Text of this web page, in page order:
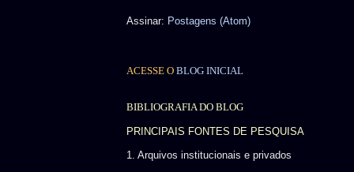
Assinar: Postagens (Atom)
ACESSE O BLOG INICIAL
BIBLIOGRAFIA DO BLOG
PRINCIPAIS FONTES DE PESQUISA
1. Arquivos institucionais e privados